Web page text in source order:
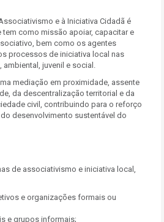
e à Iniciativa Cidadã é
tem como missão apoiar, capacitar e
bem como os agentes
processos de iniciativa local nas
ambiental, juvenil e social.
mediação em proximidade, assente
da descentralização territorial e da
civil, contribuindo para o reforço
desenvolvimento sustentável do
de associativismo e iniciativa local,
e organizações formais ou
e grupos informais;